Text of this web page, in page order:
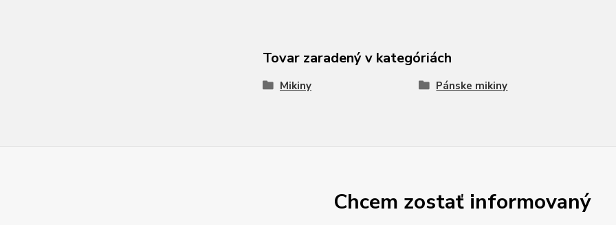
Tovar zaradený v kategóriách
Mikiny Pánske mikiny
Chcem zostať informovaný